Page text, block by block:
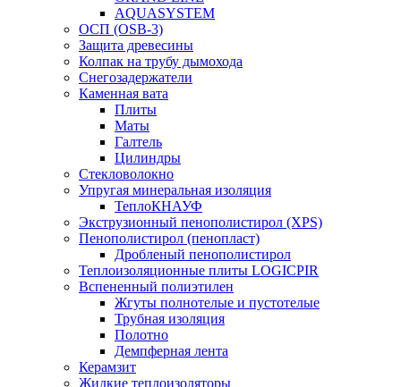
AQUASYSTEM
ОСП (OSB-3)
Защита древесины
Колпак на трубу дымохода
Снегозадержатели
Каменная вата
Плиты
Маты
Галтель
Цилиндры
Стекловолокно
Упругая минеральная изоляция
ТеплоКНАУФ
Экструзионный пенополистирол (XPS)
Пенополистирол (пенопласт)
Дробленый пенополистирол
Теплоизоляционные плиты LOGICPIR
Вспененный полиэтилен
Жгуты полнотелые и пустотелые
Трубная изоляция
Полотно
Демпферная лента
Керамзит
Жидкие теплоизоляторы